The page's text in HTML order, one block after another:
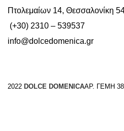
Πτολεμαίων 14, Θεσσαλονίκη
(+30) 2310 – 539537
info@dolcedomenica.gr
2022 DOLCE DOMENICAΑΡ. ΓΕΜΗ